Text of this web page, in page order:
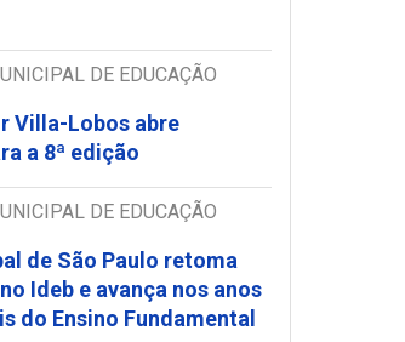
DE EDUCAÇÃO
Villa-Lobos abre
a 8ª edição
DE EDUCAÇÃO
de São Paulo retoma
Ideb e avança nos anos
do Ensino Fundamental